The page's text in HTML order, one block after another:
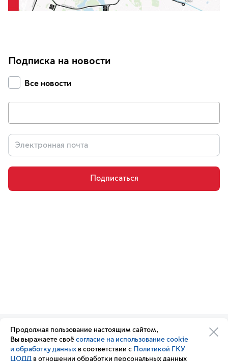
Подписка на новости
Все новости
Подписаться
Организации транспортного
комплекса
Транспортный комплекс
Обратная связь
Подписка
на новости
Продолжая пользование настоящим сайтом,
Вы выражаете своё согласие на использование cookie
и обработку данных в соответствии с Политикой ГКУ
ЦОДД в отношении обработки персональных данных